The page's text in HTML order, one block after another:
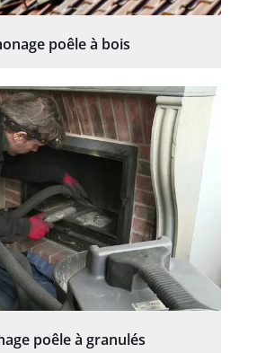
poêle à bois
poêle à granulés